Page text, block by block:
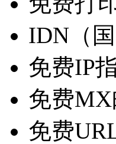
IDN（
免费IP
免费
免费